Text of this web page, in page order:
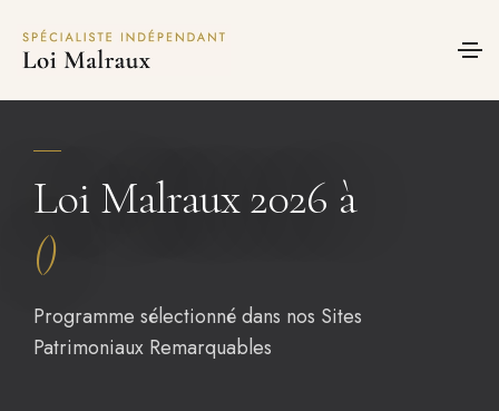
Loi Malraux 2026 à
()
Programme sélectionné dans nos Sites
Patrimoniaux Remarquables